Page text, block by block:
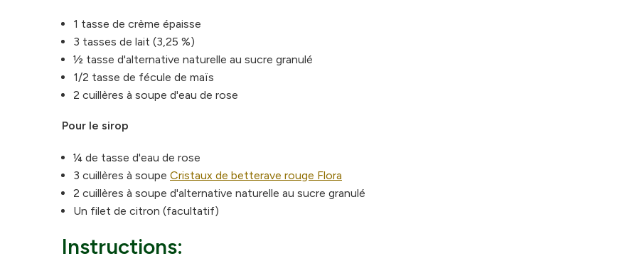
1 tasse de crème épaisse
3 tasses de lait (3,25 %)
½ tasse d'alternative naturelle au sucre granulé
1/2 tasse de fécule de maïs
2 cuillères à soupe d'eau de rose
Pour le sirop
¼ de tasse d'eau de rose
3 cuillères à soupe Cristaux de betterave rouge Flora
2 cuillères à soupe d'alternative naturelle au sucre granulé
Un filet de citron (facultatif)
Instructions: